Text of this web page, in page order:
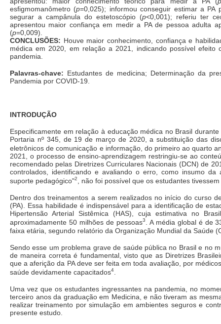
esfigmomanômetro (p=0,025); informou conseguir estimar a PA
segurar a campânula do estetoscópio (p<0,001); referiu ter
apresentou maior confiança em medir a PA de pessoa adulta
(p=0,009).
CONCLUSÕES: Houve maior conhecimento, confiança e
médica em 2020, em relação a 2021, indicando possível
pandemia.
Palavras-chave: Estudantes de medicina; Determinação da
Pandemia por COVID-19.
INTRODUÇÃO
Especificamente em relação à educação médica no Brasil
Portaria nº 345, de 19 de março de 2020, a substituição das
eletrônicos de comunicação e informação, do primeiro ao quarto
2021, o processo de ensino-aprendizagem restringiu-se ao
recomendado pelas Diretrizes Curriculares Nacionais (DCN) de
controlados, identificando e avaliando o erro, como insumo da
suporte pedagógico"2 , não foi possível que os estudantes
Dentro dos treinamentos a serem realizados no início do curso
(PA). Essa habilidade é indispensável para a identificação de
Hipertensão Arterial Sistêmica (HAS), cuja estimativa no
aproximadamente 50 milhões de pessoas3
. A média global é de
faixa etária, segundo relatório da Organização Mundial da Saúde
Sendo esse um problema grave de saúde pública no Brasil e no
de maneira correta é fundamental, visto que as Diretrizes
que a aferição da PA deve ser feita em toda avaliação, por
saúde devidamente capacitados4
Uma vez que os estudantes ingressantes na pandemia, no
terceiro anos da graduação em Medicina, e não tiveram as
realizar treinamento por simulação em ambientes seguros e
presente estudo.